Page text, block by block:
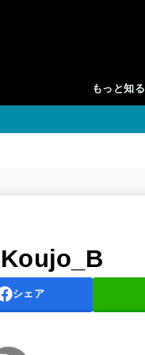
もっと知る
シェア